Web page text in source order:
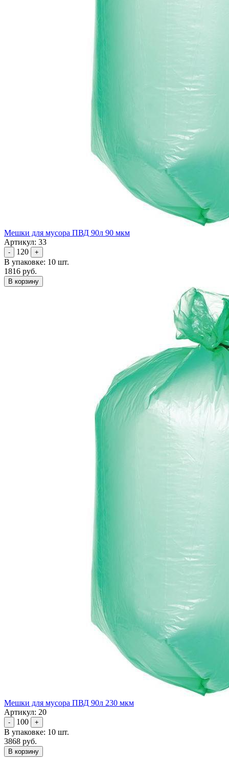
Мешки для мусора ПВД 90л 90 мкм
Артикул: 33
- 120 +
В упаковке: 10 шт.
1816 руб.
В корзину
Мешки для мусора ПВД 90л 230 мкм
Артикул: 20
- 100 +
В упаковке: 10 шт.
3868 руб.
В корзину